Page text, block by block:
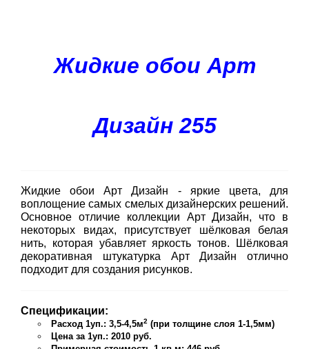
Жидкие обои Арт
Дизайн 255
Жидкие обои Арт Дизайн - яркие цвета, для
воплощение самых смелых дизайнерских решений.
Основное отличие коллекции Арт Дизайн, что в
некоторых видах, присутствует шёлковая белая
нить, которая убавляет яркость тонов. Шёлковая
декоративная штукатурка Арт Дизайн отлично
подходит для создания рисунков.
Спецификации:
Расход 1уп.: 3,5-4,5м2 (при толщине слоя 1-1,5мм)
Цена за 1уп.: 2010 руб.